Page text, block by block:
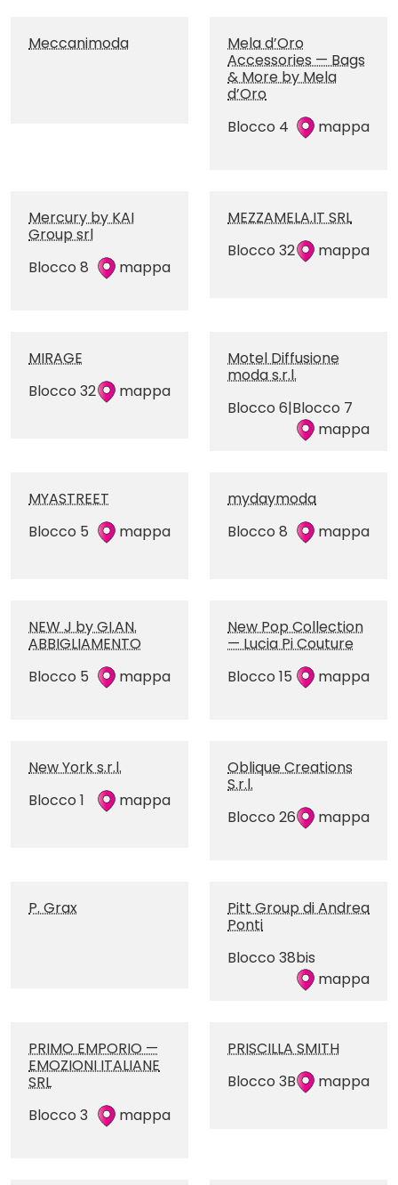
Meccanimoda
Mela d’Oro
Accessories — Bags
& More by Mela
d’Oro
Blocco 4
mappa
Mercury by KAI
Group srl
Blocco 8
mappa
MEZZAMELA.IT SRL
Blocco 32
mappa
MIRAGE
Blocco 32
mappa
Motel Diffusione
moda s.r.l.
Blocco 6|Blocco 7
mappa
MYASTREET
Blocco 5
mappa
mydaymoda
Blocco 8
mappa
NEW J by GI.AN.
ABBIGLIAMENTO
Blocco 5
mappa
New Pop Collection
— Lucia Pi Couture
Blocco 15
mappa
New York s.r.l.
Blocco 1
mappa
Oblique Creations
S.r.l.
Blocco 26
mappa
P. Grax
Pitt Group di Andrea
Ponti
Blocco 38bis
mappa
PRIMO EMPORIO —
EMOZIONI ITALIANE
SRL
Blocco 3
mappa
PRISCILLA SMITH
Blocco 3B
mappa